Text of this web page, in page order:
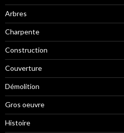
Arbres
Charpente
Construction
Couverture
Démolition
Gros oeuvre
Histoire